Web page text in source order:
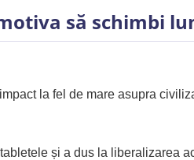
să schimbi
la fel de mare asupra
și a dus la liberalizarea